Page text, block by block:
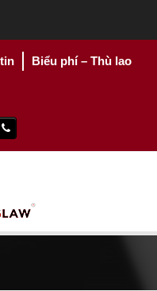
Biểu phí – Thù lao
Phone